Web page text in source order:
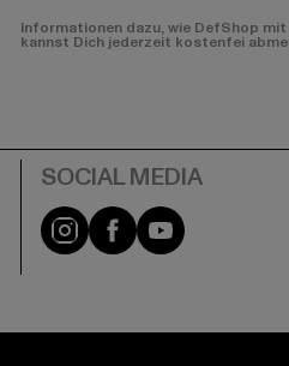
Informationen dazu, wie DefShop
kannst Dich jederzeit kostenfei
Instagram
FacebookYouTube